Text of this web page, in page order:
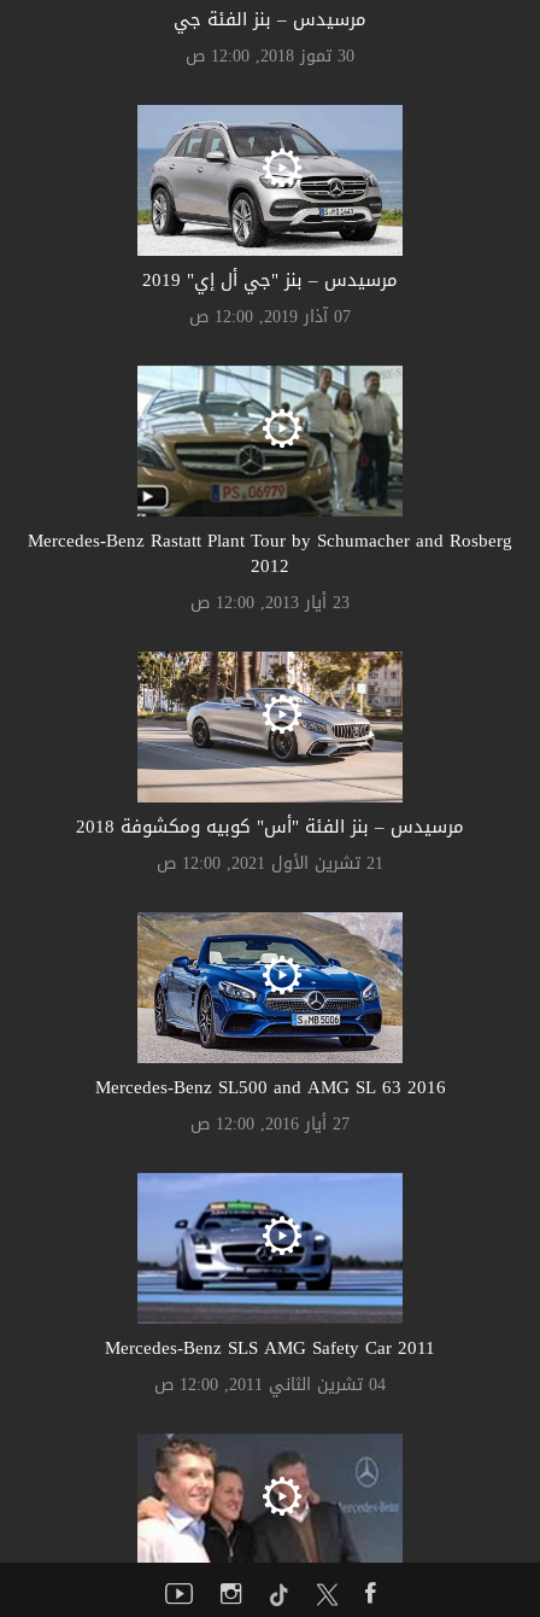
مرسيدس – بنز الفئة جي
30 تموز 2018, 12:00 ص
مرسيدس – بنز "جي أل إي" 2019
07 آذار 2019, 12:00 ص
Mercedes-Benz Rastatt Plant Tour by Schumacher and Rosberg
2012
23 أيار 2013, 12:00 ص
مرسيدس – بنز الفئة "أس" كوبيه ومكشوفة 2018
21 تشرين الأول 2021, 12:00 ص
Mercedes-Benz SL500 and AMG SL 63 2016
27 أيار 2016, 12:00 ص
Mercedes-Benz SLS AMG Safety Car 2011
04 تشرين الثاني 2011, 12:00 ص
Michael Schumacher 2010's F1 Comeback to Mercedes GP